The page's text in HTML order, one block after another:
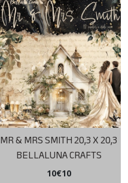
MR & MRS SMITH 20,3 X 20,3
BELLALUNA CRAFTS
10€10